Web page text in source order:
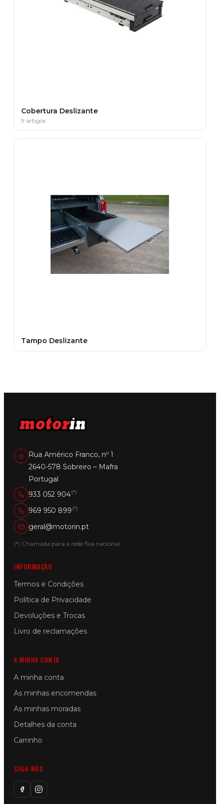
Cobertura Deslizante
9 artigos
Tampo Deslizante
Rua Américo Franco, nº 1
2640-578 Sobreiro – Mafra
Portugal
933 052 904(*)
969 950 899 (*)
geral@motorin.pt
(*) Chamada para a rede fixa nacional
INFORMAÇÃO
Termos e Condições
Política de Privacidade
Devoluções e Trocas
Livro de reclamações
A MINHA CONTA
A minha conta
As minhas encomendas
As minhas moradas
Detalhes da conta
Carrinho
SIGA-NOS